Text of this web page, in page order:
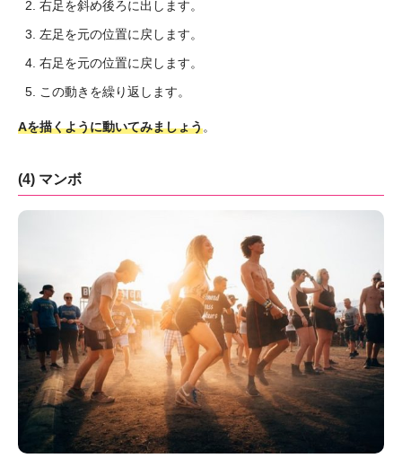
右足を斜め後ろに出します。
左足を元の位置に戻します。
右足を元の位置に戻します。
この動きを繰り返します。
Aを描くように動いてみましょう。
(4) マンボ